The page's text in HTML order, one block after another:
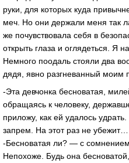
руки, для которых куда
меч. Но они держали меня так
же почувствовала себя в
открыть глаза и оглядеться. Я
Немного поодаль стояли два
дядя, явно разгневанный моим
-Эта девчонка бесноватая,
обращаясь к человеку,
приложу, как ей удалось
запрем. На этот раз не убежит…
-Бесноватая ли? — с
Непохоже. Будь она